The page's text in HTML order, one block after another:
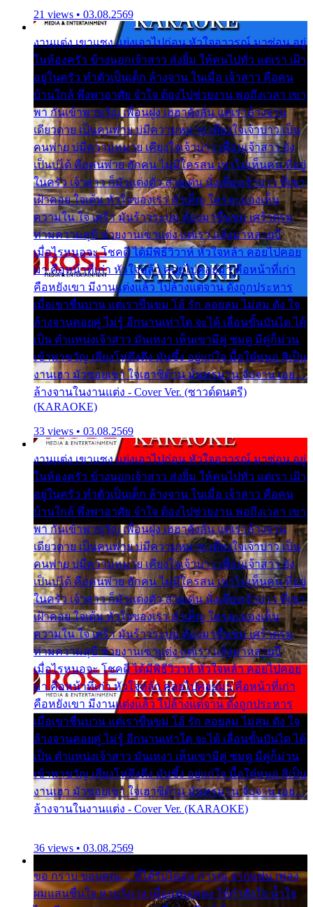
21 views • 03.08.2569
งานแต่ง เขาแซง แย่งเอาไปก่อน หัวใจอาวรณ์ มาซ่อน อยู่
ในห้องครัว ข้างนอกเจ้าสาว ส่งยิ้ม ให้คนไปทั่ว แต่เรา เฝ้า
อยู่ในครัว ทำตัวเป็นเด็ก ล้างจาน ในเมื่อ เจ้าสาว คือคน
บ้านใกล้ พึ่งพาอาศัย จำใจ ต้องไปช่วยงาน พอถึงเวลา เขา
พา กันเข้าพาขวัญ เพื่อนฝูง เฮฮาดังลั่น แต่เราล้างจาน
เดียวดาย เป็นคนพ่าย บ่มีความหมาย เคียงใจเจ้าบ่าว เป็น
คนพ่าย บ่มีความหมาย เคียงใจเจ้าบ่าว เพื่อนเจ้าสาว ยัง
เป็นบ่ได้ คือคนพ่าย ฮักคน ไม่มีใครสน เขาไม่เห็นคน ที่อยู่
ในครัว เจ้าสาว ก็มัวแต่งตัว สวยเด่น นั่งเคียงเจ้าบ่าว ที่เขา
เฝ้าคอย ใจเต้น หัวใจของเรา ลำเค็ญ ใครจะมองเห็น
ความใน ใจ เศร้า มันร้าวระบม ต้องมาขื่นขม เศร้าตรม
ท่ามความสุขี ช่วยงานเขาแต่ง แต่เรา แล้งมาหลายปี
เมื่อไรหนอจะ โชคดี ได้มีพิธีวิวาห์ หัวใจหล้า คอยไปคอย
มา คือหน้าที่เก่า หัวใจหล้า คอยไปคอยมา คือหน้าที่เก่า
คือหยังเขา มีงานแต่งแล้ว ไปล้างแต่จาน ดั่งถูกประหาร
เมื่อเขาชื่นบาน แต่เราขื่นขม โอ้ รัก ลอยลม ไม่สม ดัง ใจ
ล้างจานคอยคู่ ไม่รู้ อีกนานเท่าใด จะได้ เลื่อนขั้นบันได ได้
เป็น ตำแหน่งเจ้าสาว มันเหงา เห็นเขามีคู่ ซมดู มีคู่ก็ม่วน
เข้าพาขวัญ เสียงโห่ตึงตึง มันซึ้ง อยู่แก่ใจ มื้อใด๋หนอ สิเป็น
งานเฮา มัวซอยเขา ใจเฮาซิด้าน มันทรมาน จับจาน เอย…
ล้างจานในงานแต่ง - Cover Ver. (ซาวด์ดนตรี)
(KARAOKE)
33 views • 03.08.2569
งานแต่ง เขาแซง แย่งเอาไปก่อน หัวใจอาวรณ์ มาซ่อน อยู่
ในห้องครัว ข้างนอกเจ้าสาว ส่งยิ้ม ให้คนไปทั่ว แต่เรา เฝ้า
อยู่ในครัว ทำตัวเป็นเด็ก ล้างจาน ในเมื่อ เจ้าสาว คือคน
บ้านใกล้ พึ่งพาอาศัย จำใจ ต้องไปช่วยงาน พอถึงเวลา เขา
พา กันเข้าพาขวัญ เพื่อนฝูง เฮฮาดังลั่น แต่เราล้างจาน
เดียวดาย เป็นคนพ่าย บ่มีความหมาย เคียงใจเจ้าบ่าว เป็น
คนพ่าย บ่มีความหมาย เคียงใจเจ้าบ่าว เพื่อนเจ้าสาว ยัง
เป็นบ่ได้ คือคนพ่าย ฮักคน ไม่มีใครสน เขาไม่เห็นคน ที่อยู่
ในครัว เจ้าสาว ก็มัวแต่งตัว สวยเด่น นั่งเคียงเจ้าบ่าว ที่เขา
เฝ้าคอย ใจเต้น หัวใจของเรา ลำเค็ญ ใครจะมองเห็น
ความใน ใจ เศร้า มันร้าวระบม ต้องมาขื่นขม เศร้าตรม
ท่ามความสุขี ช่วยงานเขาแต่ง แต่เรา แล้งมาหลายปี
เมื่อไรหนอจะ โชคดี ได้มีพิธีวิวาห์ หัวใจหล้า คอยไปคอย
มา คือหน้าที่เก่า หัวใจหล้า คอยไปคอยมา คือหน้าที่เก่า
คือหยังเขา มีงานแต่งแล้ว ไปล้างแต่จาน ดั่งถูกประหาร
เมื่อเขาชื่นบาน แต่เราขื่นขม โอ้ รัก ลอยลม ไม่สม ดัง ใจ
ล้างจานคอยคู่ ไม่รู้ อีกนานเท่าใด จะได้ เลื่อนขั้นบันได ได้
เป็น ตำแหน่งเจ้าสาว มันเหงา เห็นเขามีคู่ ซมดู มีคู่ก็ม่วน
เข้าพาขวัญ เสียงโห่ตึงตึง มันซึ้ง อยู่แก่ใจ มื้อใด๋หนอ สิเป็น
งานเฮา มัวซอยเขา ใจเฮาซิด้าน มันทรมาน จับจาน เอย…
ล้างจานในงานแต่ง - Cover Ver. (KARAOKE)
36 views • 03.08.2569
ขอ กราบ ขอบคุณ.... ที่ได้รับไออุ่น การุณ จากแฟน เพลง
ผมแสนชื่นใจ หายวังเวง เมื่อแฟนเพลง ให้กำลังใจ น้ำใจ